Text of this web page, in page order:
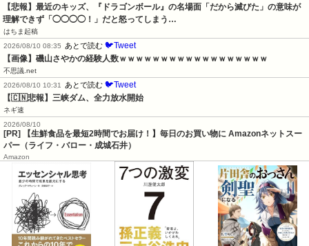
【悲報】最近のキッズ、『ドラゴンボール』の名場面「だから滅びた」の意味が
理解できず「◯◯◯◯！」だと怒ってしまう…
はちま起稿
2026/08/10 08:35
あとで読む 🐦Tweet
【画像】磯山さやかの経験人数ｗｗｗｗｗｗｗｗｗｗｗｗｗｗｗｗｗｗ
不思議.net
2026/08/10 10:31
あとで読む 🐦Tweet
【🇨🇳悲報】三峡ダム、全力放水開始
ネギ速
2026/08/10
[PR] 【生鮮食品を最短2時間でお届け！】毎日のお買い物に Amazonネットスー
パー（ライフ・バロー・成城石井）
Amazon